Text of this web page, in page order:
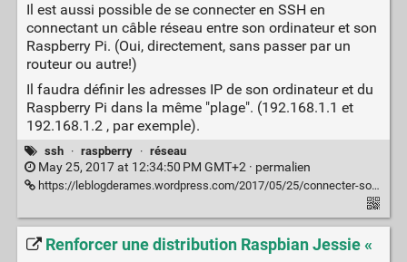
Il est aussi possible de se connecter en SSH en
connectant un câble réseau entre son ordinateur et son
Raspberry Pi. (Oui, directement, sans passer par un
routeur ou autre!)
Il faudra définir les adresses IP de son ordinateur et du
Raspberry Pi dans la même "plage". (192.168.1.1 et
192.168.1.2 , par exemple).
ssh · raspberry · réseau
May 25, 2017 at 12:34:50 PM GMT+2 · permalien
https://leblogderames.wordpress.com/2017/05/25/connecter-son-raspberry-pi-a-son-ordinateur-sans-internet/
Renforcer une distribution Raspbian Jessie «